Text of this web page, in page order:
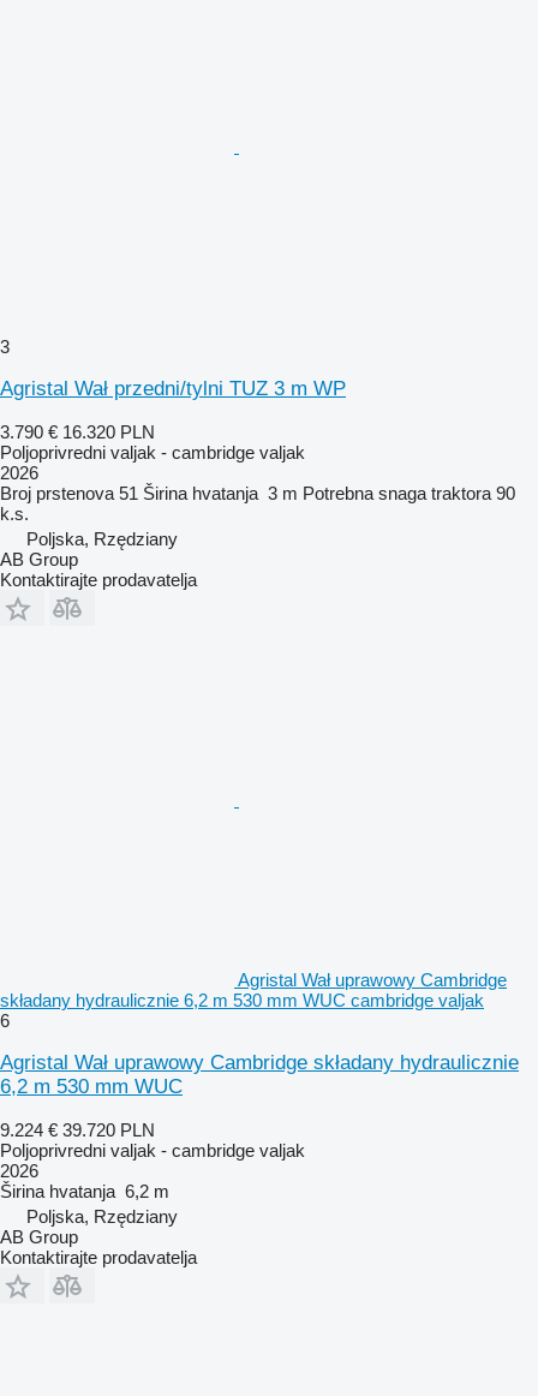
3
Agristal Wał przedni/tylni TUZ 3 m WP
3.790 € 16.320 PLN
Poljoprivredni valjak - cambridge valjak
2026
Broj prstenova 51 Širina hvatanja 3 m Potrebna snaga traktora 90
k.s.
Poljska, Rzędziany
AB Group
Kontaktirajte prodavatelja
Agristal Wał uprawowy Cambridge
składany hydraulicznie 6,2 m 530 mm WUC cambridge valjak
6
Agristal Wał uprawowy Cambridge składany hydraulicznie
6,2 m 530 mm WUC
9.224 € 39.720 PLN
Poljoprivredni valjak - cambridge valjak
2026
Širina hvatanja 6,2 m
Poljska, Rzędziany
AB Group
Kontaktirajte prodavatelja